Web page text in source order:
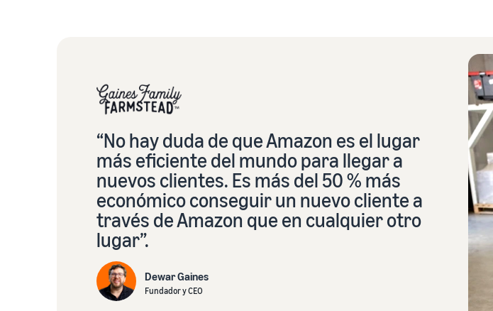
“No hay duda de que Amazon es el lugar
más eficiente del mundo para llegar a
nuevos clientes. Es más del 50 % más
económico conseguir un nuevo cliente a
través de Amazon que en cualquier otro
lugar”.
Dewar Gaines
Fundador y CEO